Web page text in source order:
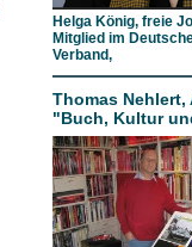
Helga König, freie
Mitglied im
Verband,
Thomas Nehlert,
"Buch, Kultur